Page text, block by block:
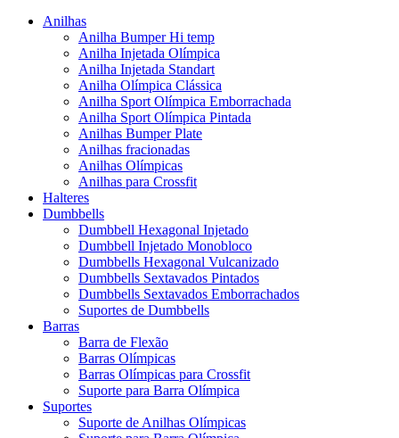
Anilhas
Anilha Bumper Hi temp
Anilha Injetada Olímpica
Anilha Injetada Standart
Anilha Olímpica Clássica
Anilha Sport Olímpica Emborrachada
Anilha Sport Olímpica Pintada
Anilhas Bumper Plate
Anilhas fracionadas
Anilhas Olímpicas
Anilhas para Crossfit
Halteres
Dumbbells
Dumbbell Hexagonal Injetado
Dumbbell Injetado Monobloco
Dumbbells Hexagonal Vulcanizado
Dumbbells Sextavados Pintados
Dumbbells Sextavados Emborrachados
Suportes de Dumbbells
Barras
Barra de Flexão
Barras Olímpicas
Barras Olímpicas para Crossfit
Suporte para Barra Olímpica
Suportes
Suporte de Anilhas Olímpicas